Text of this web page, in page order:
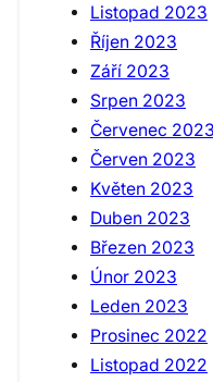
Listopad 2023
Říjen 2023
Září 2023
Srpen 2023
Červenec 2023
Červen 2023
Květen 2023
Duben 2023
Březen 2023
Únor 2023
Leden 2023
Prosinec 2022
Listopad 2022